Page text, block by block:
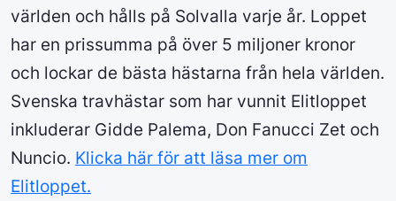
världen och hålls på Solvalla varje år. Loppet
har en prissumma på över 5 miljoner kronor
och lockar de bästa hästarna från hela världen.
Svenska travhästar som har vunnit Elitloppet
inkluderar Gidde Palema, Don Fanucci Zet och
Nuncio. Klicka här för att läsa mer om
Elitloppet.